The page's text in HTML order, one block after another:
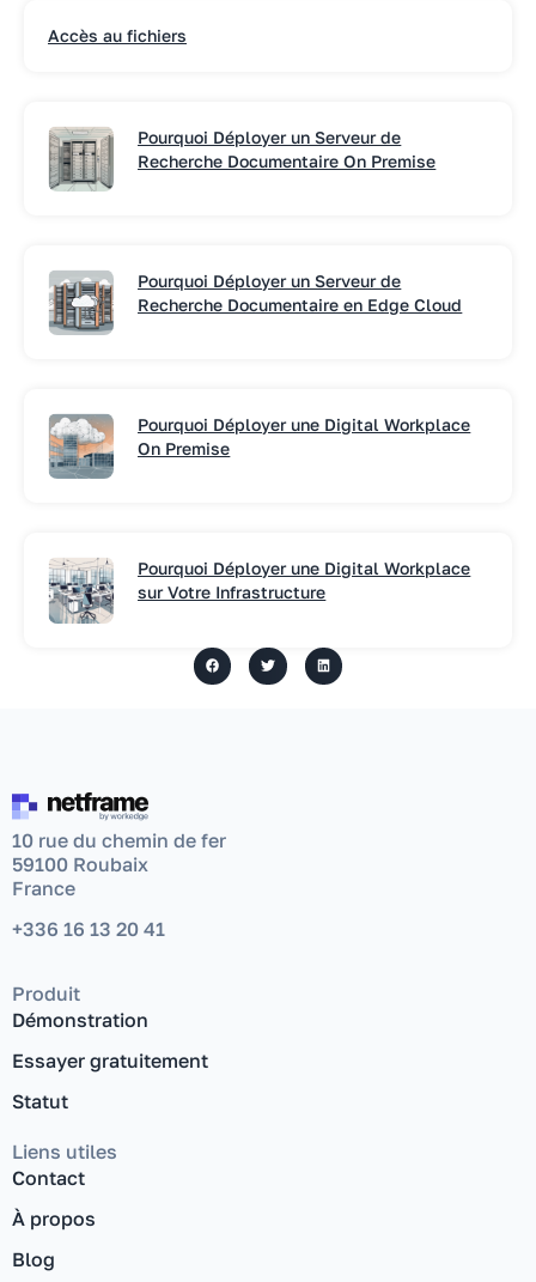
Accès au fichiers
Pourquoi Déployer un Serveur de
Recherche Documentaire On Premise
Pourquoi Déployer un Serveur de
Recherche Documentaire en Edge Cloud
Pourquoi Déployer une Digital Workplace
On Premise
Pourquoi Déployer une Digital Workplace
sur Votre Infrastructure
10 rue du chemin de fer
59100 Roubaix
France
+336 16 13 20 41
Produit
Démonstration
Essayer gratuitement
Statut
Liens utiles
Contact
À propos
Blog